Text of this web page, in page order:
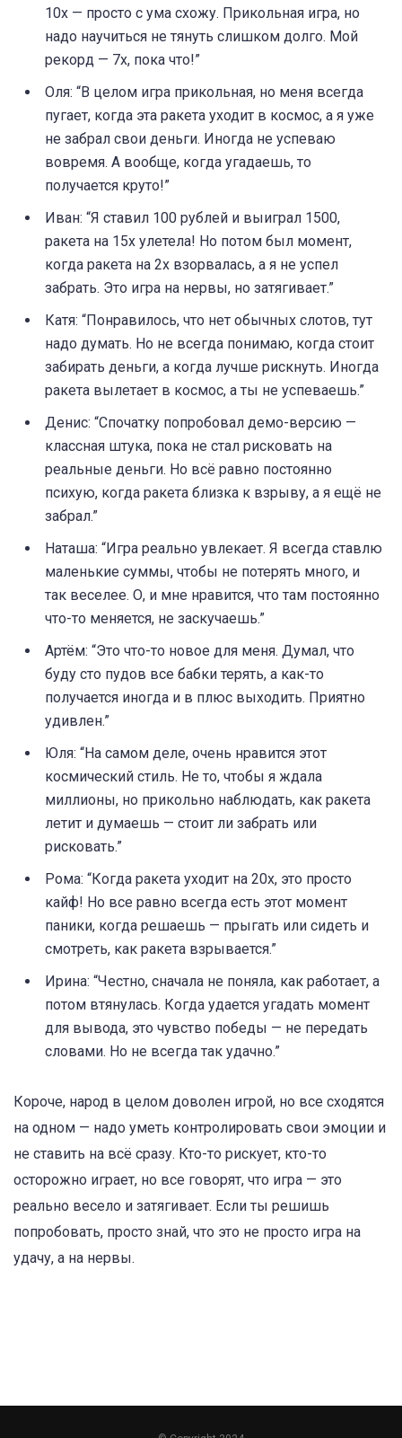
10x — просто с ума схожу. Прикольная игра, но
надо научиться не тянуть слишком долго. Мой
рекорд — 7x, пока что!”
Оля: “В целом игра прикольная, но меня всегда
пугает, когда эта ракета уходит в космос, а я уже
не забрал свои деньги. Иногда не успеваю
вовремя. А вообще, когда угадаешь, то
получается круто!”
Иван: “Я ставил 100 рублей и выиграл 1500,
ракета на 15x улетела! Но потом был момент,
когда ракета на 2x взорвалась, а я не успел
забрать. Это игра на нервы, но затягивает.”
Катя: “Понравилось, что нет обычных слотов, тут
надо думать. Но не всегда понимаю, когда стоит
забирать деньги, а когда лучше рискнуть. Иногда
ракета вылетает в космос, а ты не успеваешь.”
Денис: “Спочатку попробовал демо-версию —
классная штука, пока не стал рисковать на
реальные деньги. Но всё равно постоянно
психую, когда ракета близка к взрыву, а я ещё не
забрал.”
Наташа: “Игра реально увлекает. Я всегда ставлю
маленькие суммы, чтобы не потерять много, и
так веселее. О, и мне нравится, что там постоянно
что-то меняется, не заскучаешь.”
Артём: “Это что-то новое для меня. Думал, что
буду сто пудов все бабки терять, а как-то
получается иногда и в плюс выходить. Приятно
удивлен.”
Юля: “На самом деле, очень нравится этот
космический стиль. Не то, чтобы я ждала
миллионы, но прикольно наблюдать, как ракета
летит и думаешь — стоит ли забрать или
рисковать.”
Рома: “Когда ракета уходит на 20x, это просто
кайф! Но все равно всегда есть этот момент
паники, когда решаешь — прыгать или сидеть и
смотреть, как ракета взрывается.”
Ирина: “Честно, сначала не поняла, как работает, а
потом втянулась. Когда удается угадать момент
для вывода, это чувство победы — не передать
словами. Но не всегда так удачно.”
Короче, народ в целом доволен игрой, но все сходятся
на одном — надо уметь контролировать свои эмоции и
не ставить на всё сразу. Кто-то рискует, кто-то
осторожно играет, но все говорят, что игра — это
реально весело и затягивает. Если ты решишь
попробовать, просто знай, что это не просто игра на
удачу, а на нервы.